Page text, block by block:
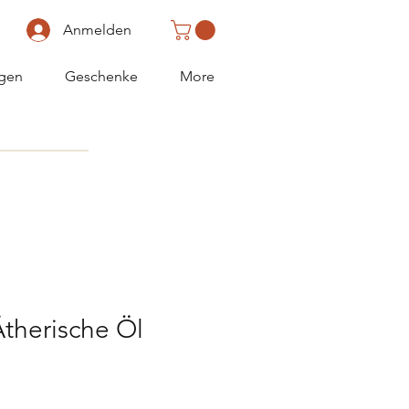
Anmelden
Geschenke More
Öl